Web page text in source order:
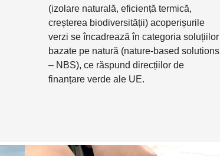
(izolare naturală, eficiență termică,
creșterea biodiversității) acoperișurile
verzi se încadrează în categoria soluțiilor
bazate pe natură (nature‑based solutions
– NBS), ce răspund direcțiilor de
finanțare verde ale UE.